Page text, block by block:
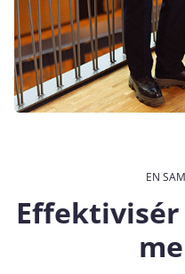
EN